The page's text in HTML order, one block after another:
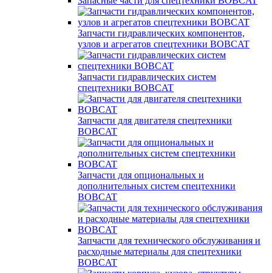
Запчасти гидравлических компонентов,
узлов и агрегатов спецтехники BOBCAT
Запчасти гидравлических систем
спецтехники BOBCAT
Запчасти для двигателя спецтехники
BOBCAT
Запчасти для опциональных и
дополнительных систем спецтехники
BOBCAT
Запчасти для технического обслуживания и
расходные материалы для спецтехники
BOBCAT